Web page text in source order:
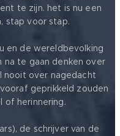
te zijn. het is nu een
stap voor stap.
en de wereldbevolking
te gaan denken over
nooit over nagedacht
geprikkeld zouden
of herinnering.
de schrijver van de